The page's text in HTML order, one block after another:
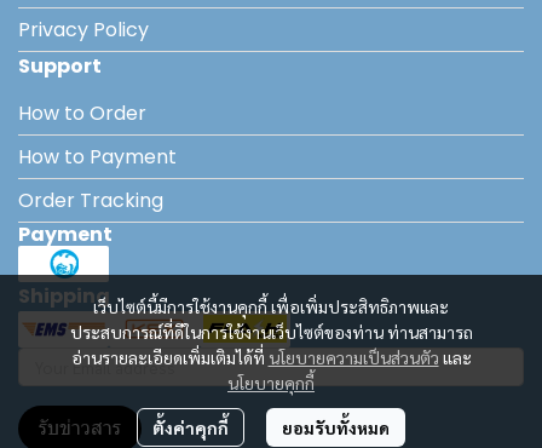
เว็บไซต์นี้มีการใช้งานคุกกี้ เพื่อเพิ่มประสิทธิภาพและ
ประสบการณ์ที่ดีในการใช้งานเว็บไซต์ของท่าน ท่านสามารถ
อ่านรายละเอียดเพิ่มเติมได้ที่ นโยบายความเป็นส่วนตัว และ
นโยบายคุกกี้
ตั้งค่าคุกกี้ ยอมรับทั้งหมด
Privacy Policy
Support
How to Order
How to Payment
Order Tracking
Payment
Shipping
รับข่าวสาร